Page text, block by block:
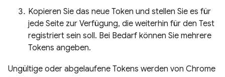
Kopieren Sie das neue Token und stellen Sie es für
jede Seite zur Verfügung, die weiterhin für den Test
registriert sein soll. Bei Bedarf können Sie mehrere
Tokens angeben.
Ungültige oder abgelaufene Tokens werden von Chrome